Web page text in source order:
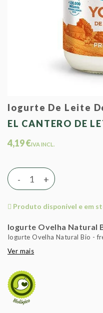
Iogurte De Leite
EL CANTERO DE
4,19 €IVA INCL.
+
-
Produto disponível e em
Iogurte Ovelha Natural
Iogurte Ovelha Natural Bio -
Ver mais